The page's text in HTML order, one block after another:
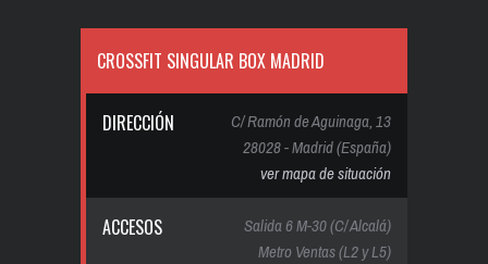
CROSSFIT SINGULAR BOX MADRID
DIRECCIÓN
C/ Ramón de Aguinaga, 13
28028 - Madrid (España)
ver mapa de situación
ACCESOS
Salida 6 M-30 (C/ Alcalá)
Metro Ventas (L2 y L5)